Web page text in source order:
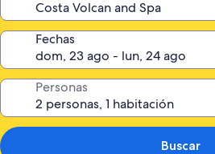
Fechas
Personas
Buscar